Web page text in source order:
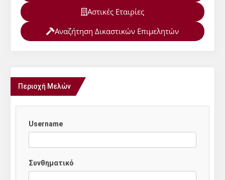
Αστικές Εταιρίες
Αναζήτηση Δικαστικών Επιμελητών
Περιοχή Μελών
Username
Συνθηματικό